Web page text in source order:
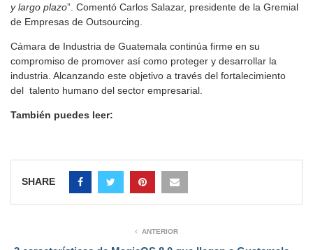
y largo plazo”. Comentó Carlos Salazar, presidente de la Gremial
de Empresas de Outsourcing.
Cámara de Industria de Guatemala continúa firme en su
compromiso de promover así como proteger y desarrollar la
industria. Alcanzando este objetivo a través del fortalecimiento
del talento humano del sector empresarial.
También puedes leer:
SHARE
ANTERIOR